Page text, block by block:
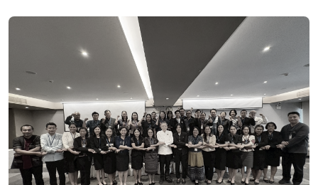
การปกครองท้องถิ่น เป็นประธานในพิธีเปิดโครงการ
ฝึกอบรมหลักสูตรนักปกครองท้องถิ่น ระดับต้น รุ่นที่
4 ระหว่างวันที่ 3 สิงหาคม – 4 กันยายน 2569 ณ
โรงแรมทินิดี บางกอก กอล์ฟ คลับ ตำบลบางกะดี
อำเภอเมืองปทุมธานี จังหวัดปทุมธานี ซึ่งมีผู้เข้ารับ
การฝึกอบรมฯ จำนวน 100 คน โดยมีนางสาวภาวิดา
ทรงไชยธราเวช ผู้อำนวยการวิทยาลัยการปกครอง
ท้องถิ่น กล่าวรายงานฯ